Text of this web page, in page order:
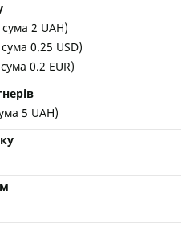
2 UAH)
0.25 USD)
0.2 EUR)
5 UAH)